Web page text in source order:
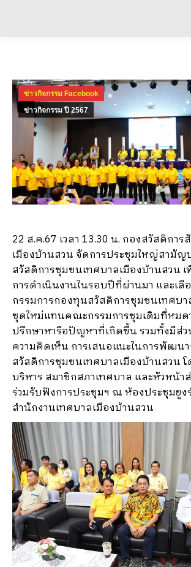
ข่าวกิจกรรม Facebook
ข่าวกิจกรรม ปี 2567
22 ส.ค.67 เวลา 13.30 น. กองสวัสดิกา
เมืองบ้านสวน จัดการประชุมใหญ่สามัญ
สวัสดิการชุมชนเทศบาลเมืองบ้านสวน
การดำเนินงานในรอบปีที่ผ่านมา และเ
กรรมการกองทุนสวัสดิการชุมชนเทศบ
ชุดใหม่แทนคณะกรรมการชุมเดิมที่หมด
ปรึกษาหารือปัญหาที่เกิดขึ้น รวมทั้งมีส่
ความคิดเห็น การเสนอแนะในการพัฒน
สวัสดิการชุมชนเทศบาลเมืองบ้านสวน
บริหาร สมาชิกสภาเทศบาล และหัวหน้าส่
ร่วมรับฟังการประชุมฯ ณ ห้องประชุมยู
สำนักงานเทศบาลเมืองบ้านสวน